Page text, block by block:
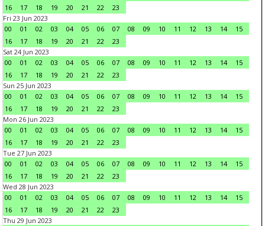
16
17 18 19 20 21 22
23
Fri 23 Jun 2023
00
01 02 03 04 05 06 07 08 09 10 11 12 13 14
15
16
17 18 19 20 21 22
23
Sat 24 Jun 2023
00
01 02 03 04 05 06 07 08 09 10 11 12 13 14
15
16
17 18 19 20 21 22
23
Sun 25 Jun 2023
00
01 02 03 04 05 06 07 08 09 10 11 12 13 14
15
16
17 18 19 20 21 22
23
Mon 26 Jun 2023
00
01 02 03 04 05 06 07 08 09 10 11 12 13 14
15
16
17 18 19 20 21 22
23
Tue 27 Jun 2023
00
01 02 03 04 05 06 07 08 09 10 11 12 13 14
15
16
17 18 19 20 21 22
23
Wed 28 Jun 2023
00
01 02 03 04 05 06 07 08 09 10 11 12 13 14
15
16
17 18 19 20 21 22
23
Thu 29 Jun 2023